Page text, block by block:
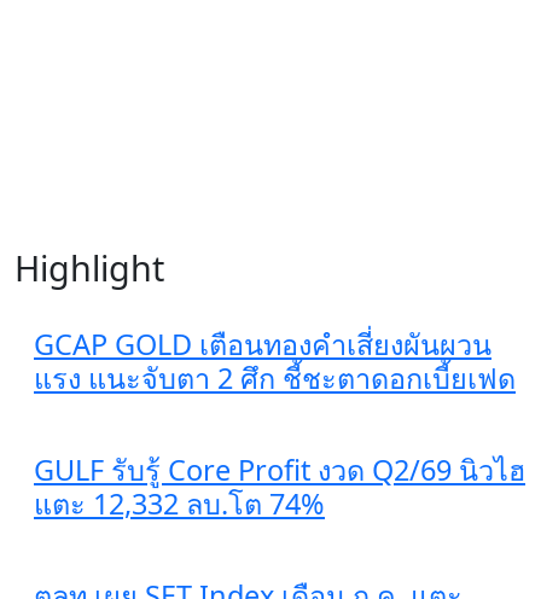
Highlight
GCAP GOLD เตือนทองคำเสี่ยงผันผวน
แรง แนะจับตา 2 ศึก ชี้ชะตาดอกเบี้ยเฟด
GULF รับรู้ Core Profit งวด Q2/69 นิวไฮ
แตะ 12,332 ลบ.โต 74%